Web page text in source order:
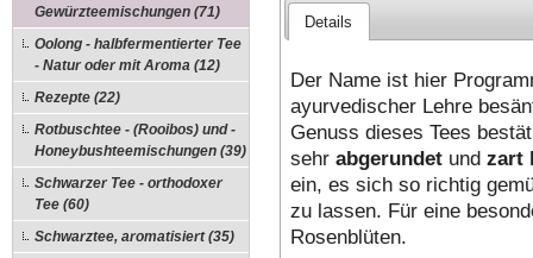
Gewürzteemischungen (71)
Oolong - halbfermentierter Tee
- Natur oder mit Aroma (12)
Rezepte (22)
Rotbuschtee - (Rooibos) und -
Honeybushteemischungen (39)
Schwarzer Tee - orthodoxer
Tee (60)
Schwarztee, aromatisiert (35)
Details
Der Name ist hier
ayurvedischer Lehre
Genuss dieses Tees
sehr abgerundet und zart
ein, es sich so richtig
zu lassen. Für eine
Rosenblüten.